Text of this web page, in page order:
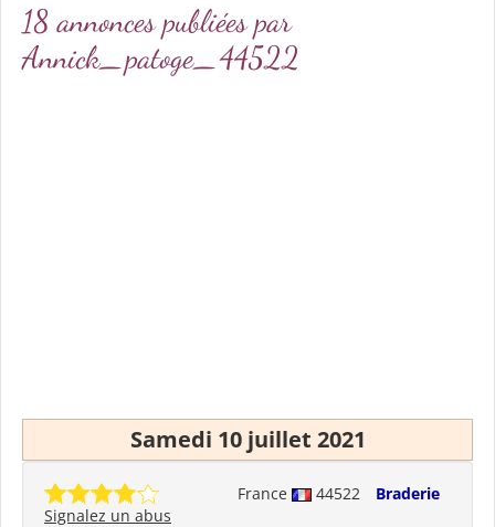
18 annonces publiées par
Annick_patoge_44522
Samedi 10 juillet 2021
France 44522
Braderie
Signalez un abus